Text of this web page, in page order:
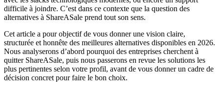
difficile à joindre. C’est dans ce contexte que la question des
alternatives à ShareASale prend tout son sens.
Cet article a pour objectif de vous donner une vision claire,
structurée et honnête des meilleures alternatives disponibles en 2026.
Nous analyserons d’abord pourquoi des entreprises cherchent à
quitter ShareASale, puis nous passerons en revue les solutions les
plus pertinentes selon votre profil, avant de vous donner un cadre de
décision concret pour faire le bon choix.